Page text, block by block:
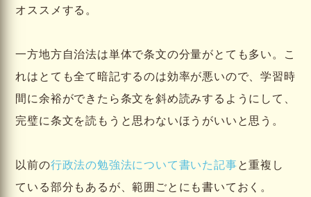
オススメする。
一方地方自治法は単体で条文の分量がとても多い。こ
れはとても全て暗記するのは効率が悪いので、学習時
間に余裕ができたら条文を斜め読みするようにして、
完璧に条文を読もうと思わないほうがいいと思う。
以前の行政法の勉強法について書いた記事と重複し
ている部分もあるが、範囲ごとにも書いておく。